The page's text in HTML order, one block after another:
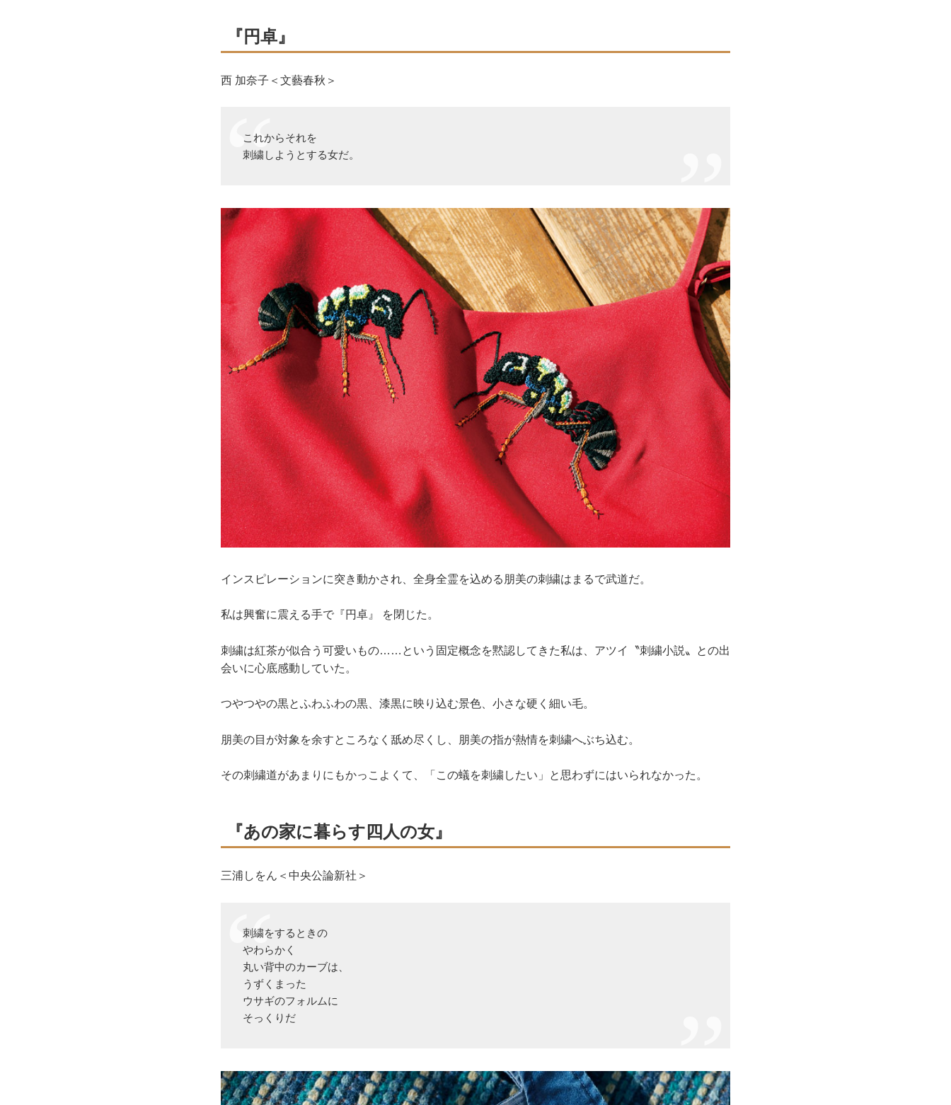
『円卓』
西 加奈子＜文藝春秋＞
これからそれを
刺繍しようとする女だ。
インスピレーションに突き動かされ、全身全霊を込める朋美の刺繍はまるで武道だ。
私は興奮に震える手で『円卓』 を閉じた。
刺繍は紅茶が似合う可愛いもの……という固定概念を黙認してきた私は、アツイ〝刺繍小説〟との出
会いに心底感動していた。
つやつやの黒とふわふわの黒、漆黒に映り込む景色、小さな硬く細い毛。
朋美の目が対象を余すところなく舐め尽くし、朋美の指が熱情を刺繍へぶち込む。
その刺繍道があまりにもかっこよくて、「この蟻を刺繍したい」と思わずにはいられなかった。
『あの家に暮らす四人の女』
三浦しをん＜中央公論新社＞
刺繍をするときの
やわらかく
丸い背中のカーブは、
うずくまった
ウサギのフォルムに
そっくりだ